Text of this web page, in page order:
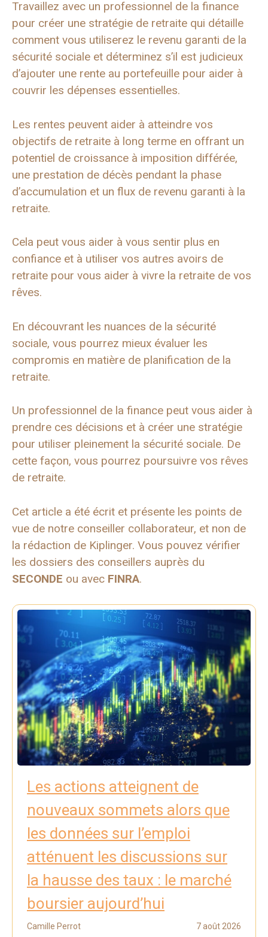
Travaillez avec un professionnel de la finance
pour créer une stratégie de retraite qui détaille
comment vous utiliserez le revenu garanti de la
sécurité sociale et déterminez s’il est judicieux
d’ajouter une rente au portefeuille pour aider à
couvrir les dépenses essentielles.
Les rentes peuvent aider à atteindre vos
objectifs de retraite à long terme en offrant un
potentiel de croissance à imposition différée,
une prestation de décès pendant la phase
d’accumulation et un flux de revenu garanti à la
retraite.
Cela peut vous aider à vous sentir plus en
confiance et à utiliser vos autres avoirs de
retraite pour vous aider à vivre la retraite de vos
rêves.
En découvrant les nuances de la sécurité
sociale, vous pourrez mieux évaluer les
compromis en matière de planification de la
retraite.
Un professionnel de la finance peut vous aider à
prendre ces décisions et à créer une stratégie
pour utiliser pleinement la sécurité sociale. De
cette façon, vous pourrez poursuivre vos rêves
de retraite.
Cet article a été écrit et présente les points de
vue de notre conseiller collaborateur, et non de
la rédaction de Kiplinger. Vous pouvez vérifier
les dossiers des conseillers auprès du
SECONDE ou avec FINRA.
Les actions atteignent de
nouveaux sommets alors que
les données sur l’emploi
atténuent les discussions sur
la hausse des taux : le marché
boursier aujourd’hui
Camille Perrot 7 août 2026